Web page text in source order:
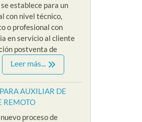
establece para un
con nivel técnico,
o profesional con
en servicio al cliente
postventa de
Leer más...
AUXILIAR DE
REMOTO
proceso de
para psicologa
nueva convocatoria
proceso de reclutamiento
de nuestra nueva
de empleo para
sin...